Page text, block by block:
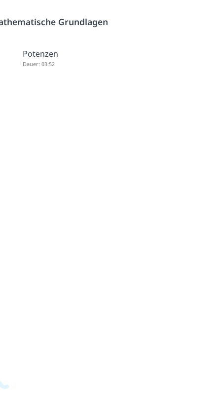
Grundlagen
Potenzen
Dauer: 03:52